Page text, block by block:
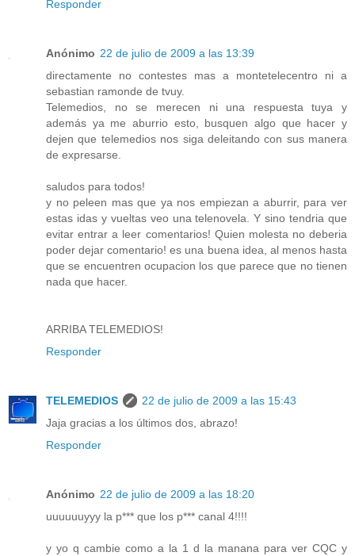
Responder
Anónimo 22 de julio de 2009 a las 13:39
directamente no contestes mas a montetelecentro ni a
sebastian ramonde de tvuy.
Telemedios, no se merecen ni una respuesta tuya y
además ya me aburrio esto, busquen algo que hacer y
dejen que telemedios nos siga deleitando con sus manera
de expresarse.
saludos para todos!
y no peleen mas que ya nos empiezan a aburrir, para ver
estas idas y vueltas veo una telenovela. Y sino tendria que
evitar entrar a leer comentarios! Quien molesta no deberia
poder dejar comentario! es una buena idea, al menos hasta
que se encuentren ocupacion los que parece que no tienen
nada que hacer.
ARRIBA TELEMEDIOS!
Responder
TELEMEDIOS
22 de julio de 2009 a las 15:43
Jaja gracias a los últimos dos, abrazo!
Responder
Anónimo 22 de julio de 2009 a las 18:20
uuuuuuyyy la p*** que los p*** canal 4!!!!
y yo q cambie como a la 1 d la manana para ver CQC y